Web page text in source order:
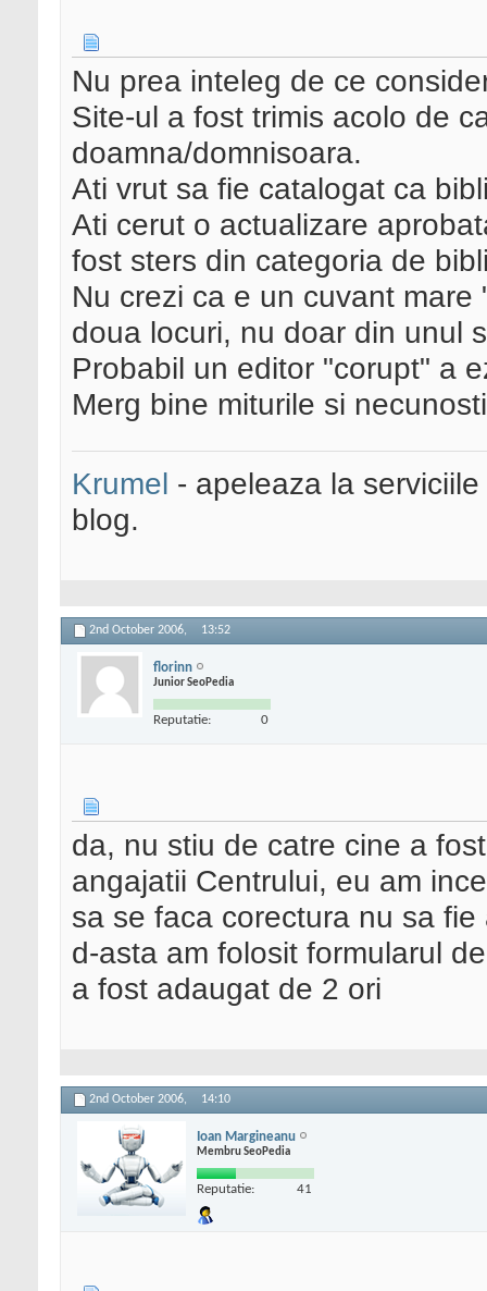
Nu prea inteleg de ce
Site-ul a fost trimis acolo de
doamna/domnisoara.
Ati vrut sa fie catalogat ca
Ati cerut o actualizare
fost sters din categoria de
Nu crezi ca e un cuvant
doua locuri, nu doar din unul
Probabil un editor "corupt" a
Merg bine miturile si
Krumel - apeleaza la
blog.
2nd October 2006, 13:52
florinn
Junior SeoPedia
Reputatie: 0
da, nu stiu de catre cine a
angajatii Centrului, eu am
sa se faca corectura nu sa
d-asta am folosit formularul
a fost adaugat de 2 ori
2nd October 2006, 14:10
Ioan Margineanu
Membru SeoPedia
Reputatie: 41